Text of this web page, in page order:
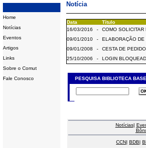
Home
Notícias
Eventos
Artigos
Links
Sobre o Comut
Fale Conosco
Notícia
Data
Título
16/03/2016
-
COMO SOLICITAR
09/01/2010
-
ELABORAÇÃO DE
09/01/2008
-
CESTA DE
25/10/2006
- LOGIN
PESQUISA BIBLIOTECA BASE
Notícias|
CCN| BDB|